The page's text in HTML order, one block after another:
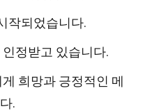
작되었습니다.
정받고 있습니다.
희망과 긍정적인 메
.